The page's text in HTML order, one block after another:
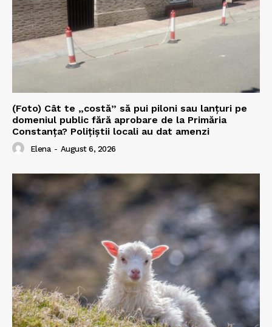
(Foto) Cât te „costă” să pui piloni sau lanțuri pe
domeniul public fără aprobare de la Primăria
Constanța? Polițiștii locali au dat amenzi
Elena - August 6, 2026